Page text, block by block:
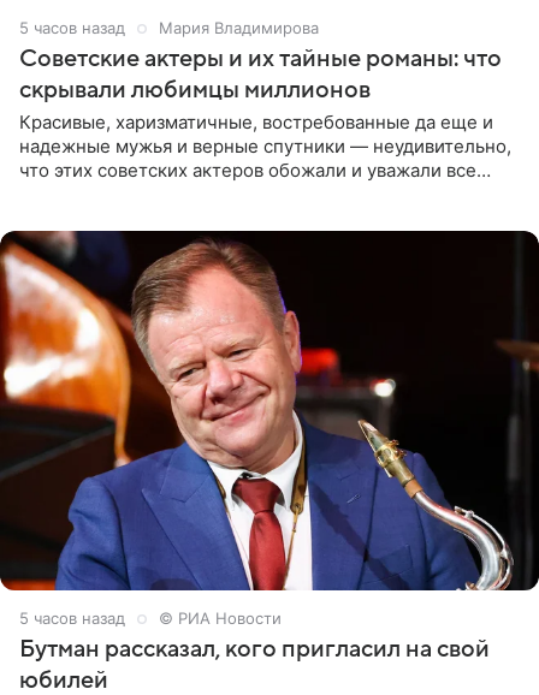
5 часов назад Мария Владимирова
Советские актеры и их тайные романы: что
скрывали любимцы миллионов
Красивые, харизматичные, востребованные да еще и
надежные мужья и верные спутники — неудивительно,
что этих советских актеров обожали и уважали все
5 часов назад © РИА Новости
Бутман рассказал, кого пригласил на свой
юбилей